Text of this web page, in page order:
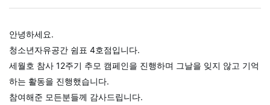
안녕하세요.
청소년자유공간 쉼표 4호점입니다.
세월호 참사 12주기 추모 캠페인을 진행하며 그날을 잊지 않고 기억
하는 활동을 진행했습니다.
참여해준 모든분들께 감사드립니다.